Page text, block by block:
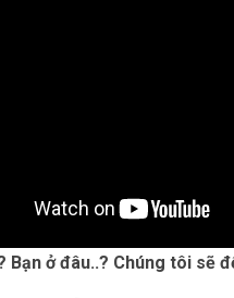
Bạn ở đâu..? Chúng tôi sẽ